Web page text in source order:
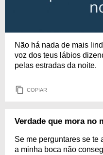
Não há nada de mais
voz dos teus lábios
pelas estradas da noite.
COPIAR
Verdade que mora no
Se me perguntares se te
a minha boca não